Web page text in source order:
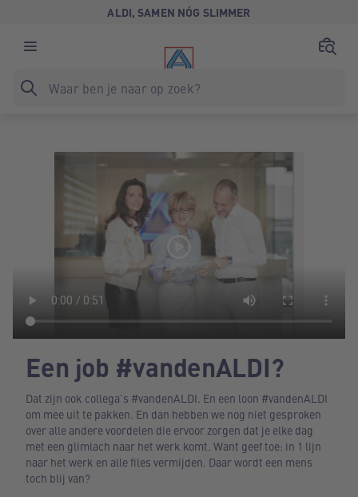
ALDI, SAMEN NÓG SLIMMER
Een job #vandenALDI?
Dat zijn ook collega's #vandenALDI. En een loon #vandenALDI
om mee uit te pakken. En dan hebben we nog niet gesproken
over alle andere voordelen die ervoor zorgen dat je elke dag
met een glimlach naar het werk komt. Want geef toe: in 1 lijn
naar het werk en alle files vermijden. Daar wordt een mens
toch blij van?